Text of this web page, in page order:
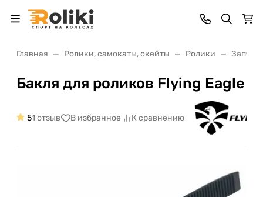
Главная Ролики, самокаты, скейты Ролики
Бакля для роликов Flying Eagle
51 отзыв В избранное К сравнению